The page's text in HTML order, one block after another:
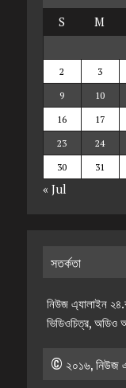
S
M
2
3
9
10
16
17
23
24
30
31
« Jul
সতর্কতা
নিউজ এ্যালাইন
ভিডিওচিত্র, অডিও
© ২০১৬, নিউজ